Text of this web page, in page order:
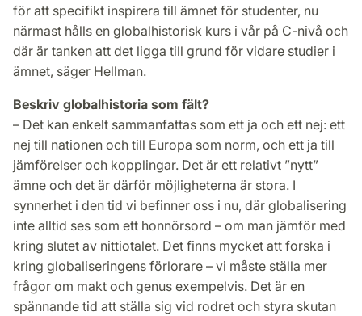
för att specifikt inspirera till ämnet för studenter, nu
närmast hålls en globalhistorisk kurs i vår på C-nivå och
där är tanken att det ligga till grund för vidare studier i
ämnet, säger Hellman.
Beskriv globalhistoria som fält?
– Det kan enkelt sammanfattas som ett ja och ett nej: ett
nej till nationen och till Europa som norm, och ett ja till
jämförelser och kopplingar. Det är ett relativt ”nytt”
ämne och det är därför möjligheterna är stora. I
synnerhet i den tid vi befinner oss i nu, där globalisering
inte alltid ses som ett honnörsord – om man jämför med
kring slutet av nittiotalet. Det finns mycket att forska i
kring globaliseringens förlorare – vi måste ställa mer
frågor om makt och genus exempelvis. Det är en
spännande tid att ställa sig vid rodret och styra skutan